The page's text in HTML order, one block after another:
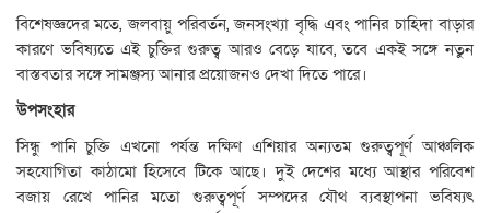
বিশেষজ্ঞদের মতে, জলবায়ু পরিবর্তন, জনসংখ্যা বৃদ্ধি এবং পানির চাহিদা বাড়ার
কারণে ভবিষ্যতে এই চুক্তির গুরুত্ব আরও বেড়ে যাবে, তবে একই সঙ্গে নতুন
বাস্তবতার সঙ্গে সামঞ্জস্য আনার প্রয়োজনও দেখা দিতে পারে।
উপসংহার
সিন্ধু পানি চুক্তি এখনো পর্যন্ত দক্ষিণ এশিয়ার অন্যতম গুরুত্বপূর্ণ আঞ্চলিক
সহযোগিতা কাঠামো হিসেবে টিকে আছে। দুই দেশের মধ্যে আস্থার পরিবেশ
বজায় রেখে পানির মতো গুরুত্বপূর্ণ সম্পদের যৌথ ব্যবস্থাপনা ভবিষ্যৎ